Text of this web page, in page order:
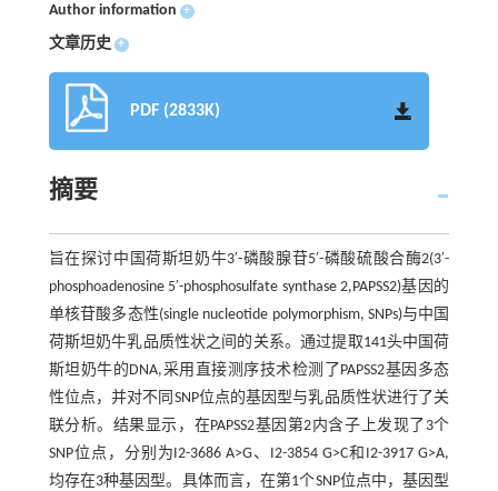
Author information +
文章历史 +
PDF (2833K)
摘要
旨在探讨中国荷斯坦奶牛3′-磷酸腺苷5′-磷酸硫酸合酶2(3′-
phosphoadenosine 5′-phosphosulfate synthase 2,PAPSS2)基因的
单核苷酸多态性(single nucleotide polymorphism, SNPs)与中国
荷斯坦奶牛乳品质性状之间的关系。通过提取141头中国荷
斯坦奶牛的DNA,采用直接测序技术检测了PAPSS2基因多态
性位点，并对不同SNP位点的基因型与乳品质性状进行了关
联分析。结果显示，在PAPSS2基因第2内含子上发现了3个
SNP位点，分别为I2-3686 A>G、I2-3854 G>C和I2-3917 G>A,
均存在3种基因型。具体而言，在第1个SNP位点中，基因型